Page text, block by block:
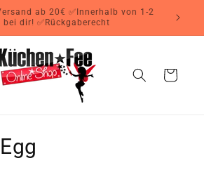
ab 20€ ✅Innerhalb von 1-2
bei dir! ✅Rückgaberecht
Warenkorb